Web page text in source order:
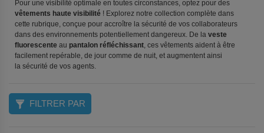
Pour une visibilité optimale en toutes circonstances, optez pour des
vêtements haute visibilité ! Explorez notre collection complète dans
cette rubrique, conçue pour accroître la sécurité de vos collaborateurs
dans des environnements potentiellement dangereux. De la veste
fluorescente au pantalon réfléchissant, ces vêtements aident à être
facilement repérable, de jour comme de nuit, et augmentent ainsi
la sécurité de vos agents.
FILTRER PAR